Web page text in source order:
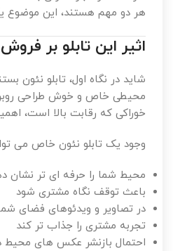
هر دو مهم هستند، این
اثیر این تابلو بر
شاید در نگاه اول، تابلو نئون
محیطی خاص و خوش طراحی
خوراکی که رقابت بالا است،
وجود یک تابلو نئون خاص می
محیط شما را حرفه ای تر نشان
باعث توقف نگاه مشتری شود
در تصاویر و ویدئوهای فضای
تجربه مشتری را جذاب تر کند
احتمال بازنشر عکس های محیط